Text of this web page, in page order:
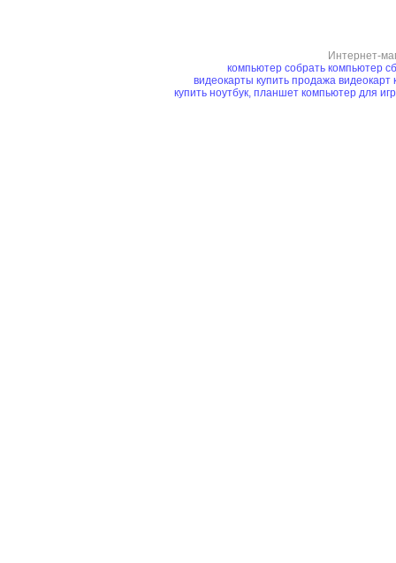
Интернет-
компьютер собрать компьютер
видеокарты купить продажа видеокарт
купить ноутбук, планшет компьютер для